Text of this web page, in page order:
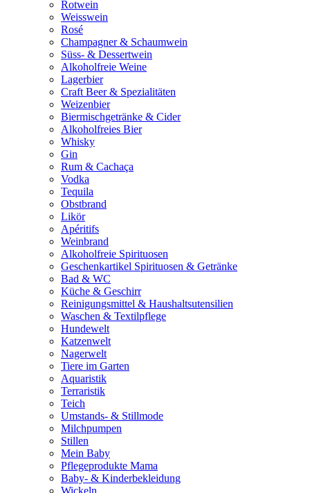
Rotwein
Weisswein
Rosé
Champagner & Schaumwein
Süss- & Dessertwein
Alkoholfreie Weine
Lagerbier
Craft Beer & Spezialitäten
Weizenbier
Biermischgetränke & Cider
Alkoholfreies Bier
Whisky
Gin
Rum & Cachaça
Vodka
Tequila
Obstbrand
Likör
Apéritifs
Weinbrand
Alkoholfreie Spirituosen
Geschenkartikel Spirituosen & Getränke
Bad & WC
Küche & Geschirr
Reinigungsmittel & Haushaltsutensilien
Waschen & Textilpflege
Hundewelt
Katzenwelt
Nagerwelt
Tiere im Garten
Aquaristik
Terraristik
Teich
Umstands- & Stillmode
Milchpumpen
Stillen
Mein Baby
Pflegeprodukte Mama
Baby- & Kinderbekleidung
Wickeln